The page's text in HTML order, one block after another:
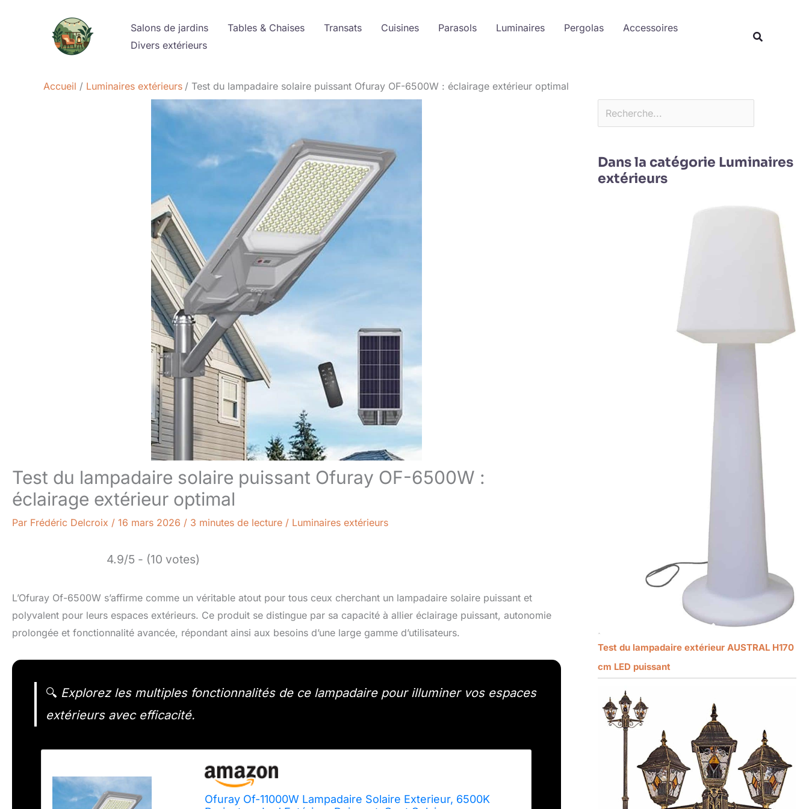
Salons de jardins Tables & Chaises Transats Cuisines Parasols Luminaires Pergolas
Accessoires
Divers extérieurs
Accueil Luminaires extérieurs Test du lampadaire solaire puissant Ofuray OF-6500W : éclairage extérieur optimal
Test du lampadaire solaire puissant Ofuray OF-6500W :
éclairage extérieur optimal
Par Frédéric Delcroix / 16 mars 2026 / 3 minutes de lecture / Luminaires extérieurs
4.9/5 - (10 votes)
L’Ofuray Of-6500W s’affirme comme un véritable atout pour tous ceux cherchant un lampadaire solaire puissant et
polyvalent pour leurs espaces extérieurs. Ce produit se distingue par sa capacité à allier éclairage puissant, autonomie
prolongée et fonctionnalité avancée, répondant ainsi aux besoins d’une large gamme d’utilisateurs.
🔍 Explorez les multiples fonctionnalités de ce lampadaire pour illuminer vos espaces
extérieurs avec efficacité.
Ofuray Of-11000W Lampadaire Solaire Exterieur, 6500K
Dans la catégorie Luminaires
extérieurs
Test du lampadaire extérieur AUSTRAL H170
cm LED puissant